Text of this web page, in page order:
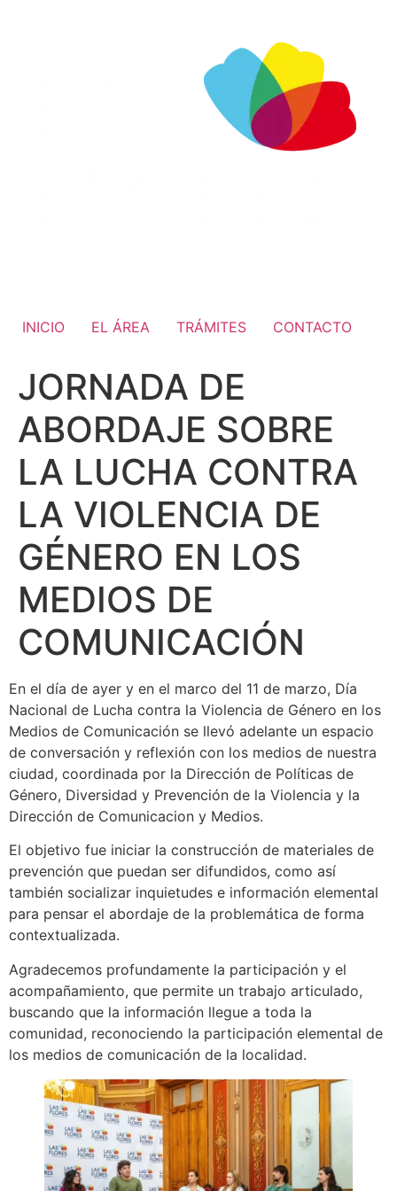
INICIO EL ÁREA TRÁMITES CONTACTO
JORNADA DE
ABORDAJE SOBRE
LA LUCHA CONTRA
LA VIOLENCIA DE
GÉNERO EN LOS
MEDIOS DE
COMUNICACIÓN
En el día de ayer y en el marco del 11 de marzo, Día
Nacional de Lucha contra la Violencia de Género en los
Medios de Comunicación se llevó adelante un espacio
de conversación y reflexión con los medios de nuestra
ciudad, coordinada por la Dirección de Políticas de
Género, Diversidad y Prevención de la Violencia y la
Dirección de Comunicacion y Medios.
El objetivo fue iniciar la construcción de materiales de
prevención que puedan ser difundidos, como así
también socializar inquietudes e información elemental
para pensar el abordaje de la problemática de forma
contextualizada.
Agradecemos profundamente la participación y el
acompañamiento, que permite un trabajo articulado,
buscando que la información llegue a toda la
comunidad, reconociendo la participación elemental de
los medios de comunicación de la localidad.